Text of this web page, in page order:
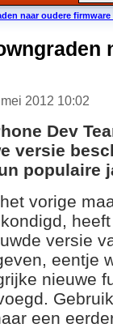
naar oudere
2012 10:02
Dev
versie
populaire
vorige
versie
eentje
nieuwe
een